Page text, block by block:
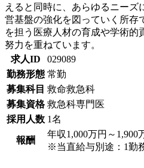
えると同時に、あらゆるニーズ
営基盤の強化を図っていく所存
を担う医療人材の育成や学術的
努力を重ねています。
求人ID
029089
勤務形態 常勤
募集科目 救命救急科
募集資格 救急科専門医
採用人数 1名
報酬
年収1,000万円～1,900
※当直給与別途：1勤